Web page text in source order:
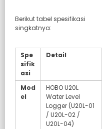
Berikut tabel spesifikasi
singkatnya:
Spe
sifik
asi
Detail
Mod
el
HOBO U20L
Water Level
Logger (U20L-01
/ U20L-02 /
U20L-04)